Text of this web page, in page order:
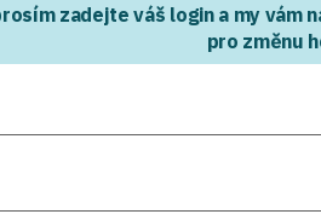
zadejte váš login a my vám
pro změnu